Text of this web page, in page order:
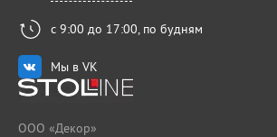
с 9:00 до 17:00, по будням
Мы в VK
ООО «Декор»